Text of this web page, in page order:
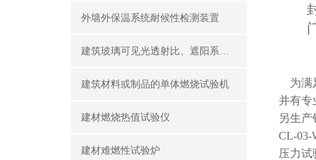
外墙外保温系统耐候性检测装置
建筑玻璃可见光透射比、遮阳系数测定仪
建筑材料或制品的单体燃烧试验机
建材燃烧热值试验仪
建材难燃性试验炉
为满
并有专
另生产
CL-03-
压力试